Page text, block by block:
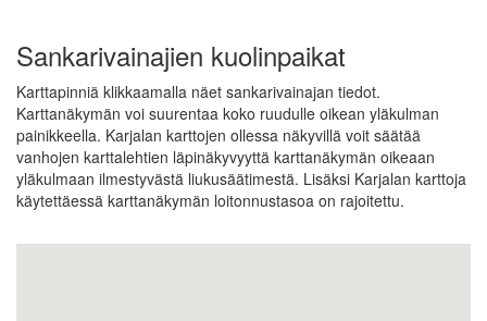
Sankarivainajien kuolinpaikat
Karttapinniä klikkaamalla näet sankarivainajan tiedot.
Karttanäkymän voi suurentaa koko ruudulle oikean yläkulman
painikkeella. Karjalan karttojen ollessa näkyvillä voit säätää
vanhojen karttalehtien läpinäkyvyyttä karttanäkymän oikeaan
yläkulmaan ilmestyvästä liukusäätimestä. Lisäksi Karjalan karttoja
käytettäessä karttanäkymän loitonnustasoa on rajoitettu.